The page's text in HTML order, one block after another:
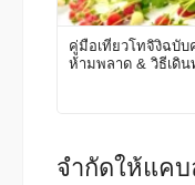
คู่มือเที่ยวโทจิงิฉบั
ห้ามพลาด & วิธีเดิน
จำกัดให้แคบ